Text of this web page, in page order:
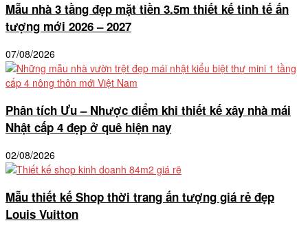
Mẫu nhà 3 tầng đẹp mặt tiền 3.5m thiết kế tinh tế ấn
tượng mới 2026 – 2027
07/08/2026
Phân tích Ưu – Nhược điểm khi thiết kế xây nhà mái
Nhật cấp 4 đẹp ở quê hiện nay
02/08/2026
Mẫu thiết kế Shop thời trang ấn tượng giá rẻ đẹp
Louis Vuitton